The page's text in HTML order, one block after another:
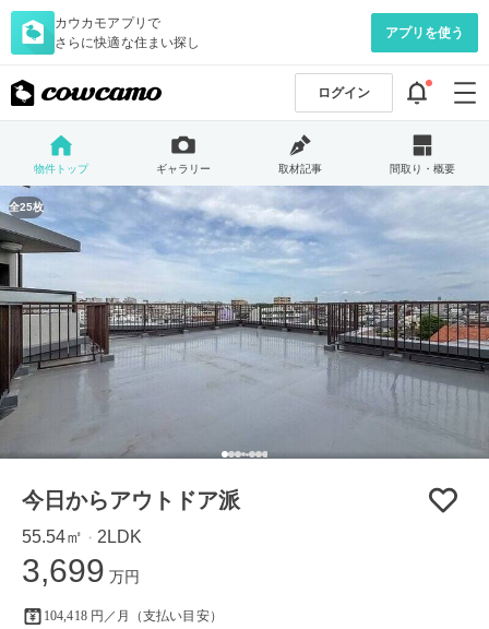
カウカモアプリで
さらに快適な住まい探し
アプリを使う
ログイン
物件トップ ギャラリー 取材記事 間取り・概要
全25枚
今日からアウトドア派
55.54㎡ ・ 2LDK
3,699 万円
104,418 円／月（支払い目安）